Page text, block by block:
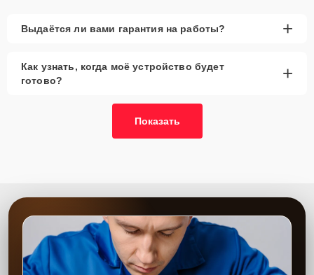
Выдаётся ли вами гарантия на работы? +
Как узнать, когда моё устройство будет
готово?
+
Показать